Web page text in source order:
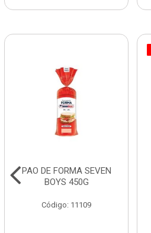
PAO DE FORMA SEVEN
BOYS 450G
Código: 11109